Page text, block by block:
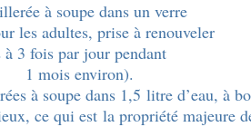
à soupe dans un verre
les adultes, prise à renouveler
à 3 fois par jour pendant
1 mois environ).
à soupe dans 1,5 litre d’eau, à
ce qui est la propriété majeure